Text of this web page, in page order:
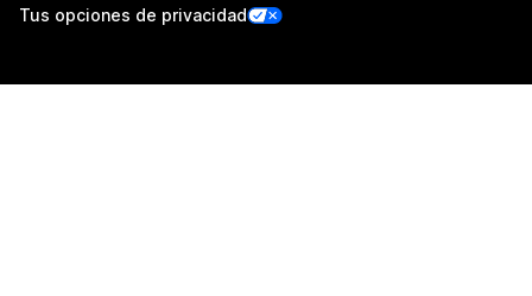
Tus opciones de privacidad